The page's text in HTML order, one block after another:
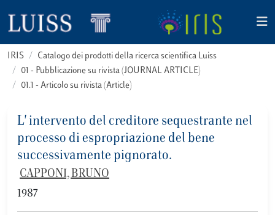
IRIS
Catalogo dei prodotti della ricerca scientifica Luiss
01 - Pubblicazione su rivista (JOURNAL ARTICLE)
01.1 - Articolo su rivista (Article)
L' intervento del creditore sequestrante nel
processo di espropriazione del bene
successivamente pignorato.
CAPPONI, BRUNO
1987